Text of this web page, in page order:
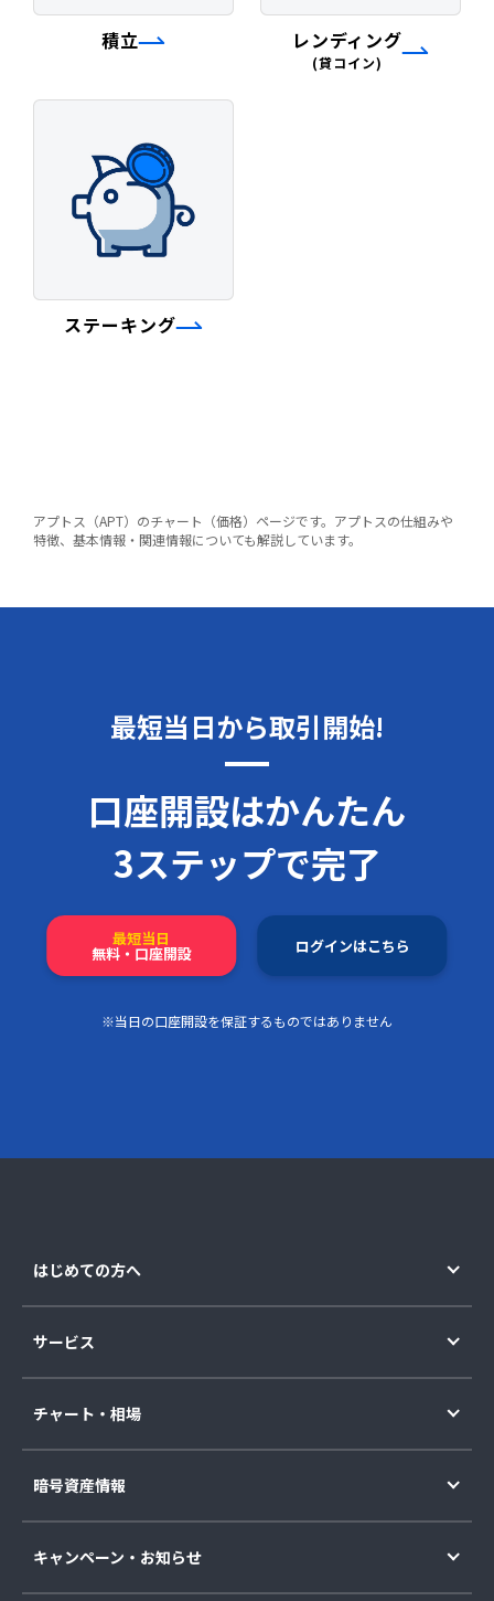
積立 レンディング
(貸コイン)
ステーキング
アプトス（APT）のチャート（価格）ページです。アプトスの仕組みや
特徴、基本情報・関連情報についても解説しています。
最短当日から取引開始!
口座開設はかんたん
3ステップで完了
最短当日
無料・口座開設 ログインはこちら
※当日の口座開設を保証するものではありません
はじめての方へ
サービス
チャート・相場
暗号資産情報
キャンペーン・お知らせ